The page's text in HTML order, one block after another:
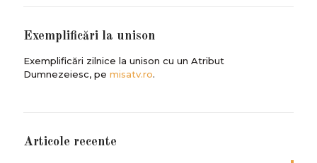
Exemplificări la unison
Exemplificări zilnice la unison cu un Atribut
Dumnezeiesc, pe misatv.ro.
Articole recente